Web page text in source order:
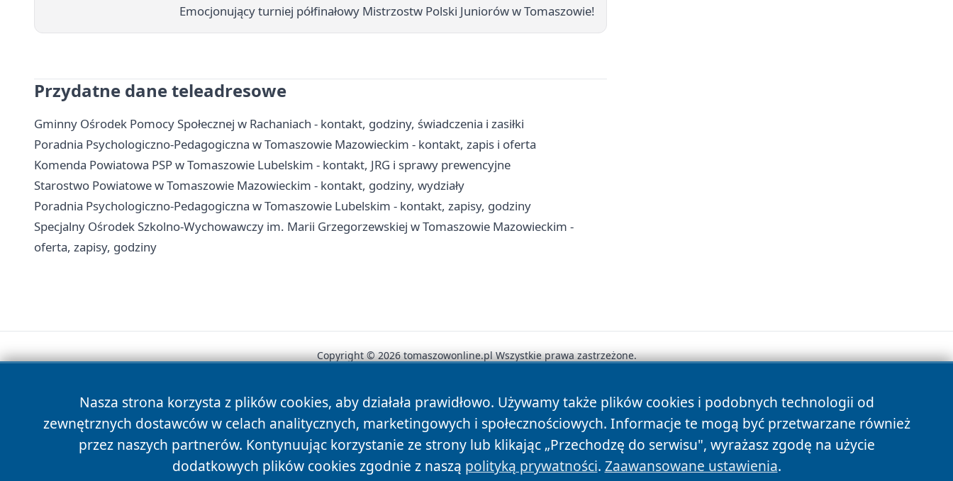
Emocjonujący turniej półfinałowy Mistrzostw Polski Juniorów w Tomaszowie!
Przydatne dane teleadresowe
Gminny Ośrodek Pomocy Społecznej w Rachaniach - kontakt, godziny, świadczenia i zasiłki
Poradnia Psychologiczno-Pedagogiczna w Tomaszowie Mazowieckim - kontakt, zapis i oferta
Komenda Powiatowa PSP w Tomaszowie Lubelskim - kontakt, JRG i sprawy prewencyjne
Starostwo Powiatowe w Tomaszowie Mazowieckim - kontakt, godziny, wydziały
Poradnia Psychologiczno-Pedagogiczna w Tomaszowie Lubelskim - kontakt, zapisy, godziny
Specjalny Ośrodek Szkolno-Wychowawczy im. Marii Grzegorzewskiej w Tomaszowie Mazowieckim -
oferta, zapisy, godziny
Nasza strona korzysta z plików cookies, aby działała prawidłowo. Używamy także plików cookies i podobnych technologii od
zewnętrznych dostawców w celach analitycznych, marketingowych i społecznościowych. Informacje te mogą być przetwarzane również
przez naszych partnerów. Kontynuując korzystanie ze strony lub klikając „Przechodzę do serwisu", wyrażasz zgodę na użycie
dodatkowych plików cookies zgodnie z naszą polityką prywatności. Zaawansowane ustawienia.
Copyright © 2026 tomaszowonline.pl Wszystkie prawa zastrzeżone.
News Autorzy Polityka Prywatności Polityka Cookies